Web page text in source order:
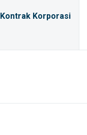
Kontrak Korporasi